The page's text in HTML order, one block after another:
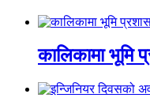
कालिकामा भूमि